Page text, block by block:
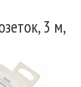
3 м,